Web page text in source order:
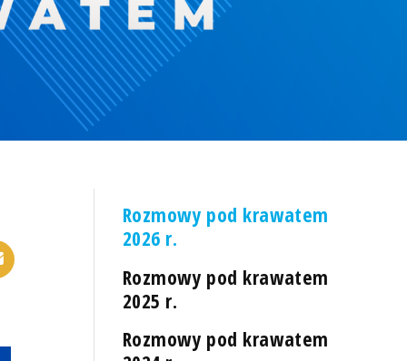
Rozmowy pod krawatem
2026 r.
Rozmowy pod krawatem
2025 r.
Rozmowy pod krawatem